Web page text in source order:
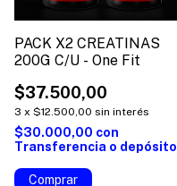
PACK X2 CREATINAS
200G C/U - One Fit
$37.500,00
3 x $12.500,00 sin interés
$30.000,00 con
Transferencia o depósito